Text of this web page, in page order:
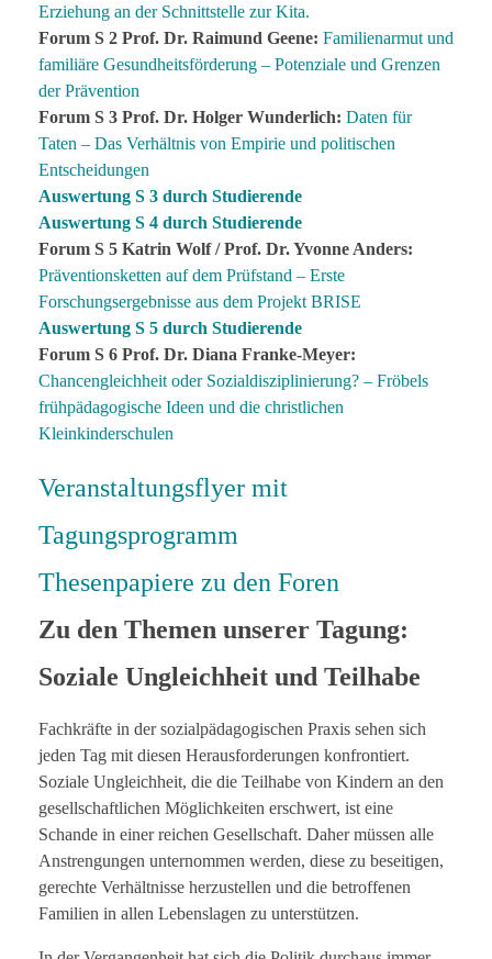
Erziehung an der Schnittstelle zur Kita.
Forum S 2 Prof. Dr. Raimund Geene: Familienarmut und
familiäre Gesundheitsförderung – Potenziale und Grenzen
der Prävention
Forum S 3 Prof. Dr. Holger Wunderlich: Daten für
Taten – Das Verhältnis von Empirie und politischen
Entscheidungen
Auswertung S 3 durch Studierende
Auswertung S 4 durch Studierende
Forum S 5 Katrin Wolf / Prof. Dr. Yvonne Anders:
Präventionsketten auf dem Prüfstand – Erste
Forschungsergebnisse aus dem Projekt BRISE
Auswertung S 5 durch Studierende
Forum S 6 Prof. Dr. Diana Franke-Meyer:
Chancengleichheit oder Sozialdisziplinierung? – Fröbels
frühpädagogische Ideen und die christlichen
Kleinkinderschulen
Veranstaltungsflyer mit
Tagungsprogramm
Thesenpapiere zu den Foren
Zu den Themen unserer Tagung:
Soziale Ungleichheit und Teilhabe
Fachkräfte in der sozialpädagogischen Praxis sehen sich
jeden Tag mit diesen Herausforderungen konfrontiert.
Soziale Ungleichheit, die die Teilhabe von Kindern an den
gesellschaftlichen Möglichkeiten erschwert, ist eine
Schande in einer reichen Gesellschaft. Daher müssen alle
Anstrengungen unternommen werden, diese zu beseitigen,
gerechte Verhältnisse herzustellen und die betroffenen
Familien in allen Lebenslagen zu unterstützen.